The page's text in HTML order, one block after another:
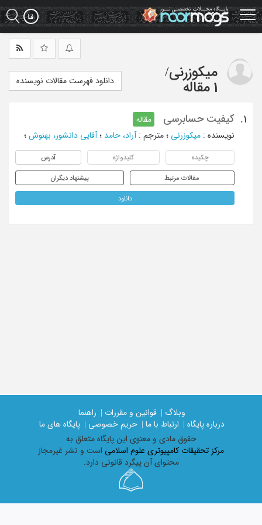
Skip
to
main
میکوزرنی/
1 مقاله
دانلود فهرست مقالات نویسنده
1. کیفیت حسابرسی
مقاله
نویسنده : میکوزرنی ؛ مترجم : آراد، حامد ؛ آقایی دانشور، بهنوش ؛
چکیده کلیدواژه آدرس
مقالات مرتبط پیشنهاد دیگران
دانلود
وبلاگ | قوانین و مقررات |
راهنما
درباره پایگاه |
ارتباط با ما | حریم خصوصی |
پایگاه های ما
حقوق مادی و معنوی اين پايگاه متعلق به
مرکز تحقیقات کامپیوتری علوم اسلامی است و نشر غیرمجاز
محتوای آن پیگرد قانونی دارد.